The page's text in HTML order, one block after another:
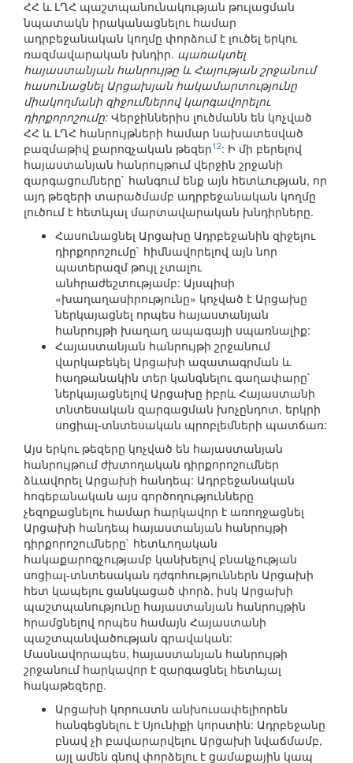
ՀՀ և ԼՂՀ պաշտպանունակության թուլացման
նպատակն իրականացնելու համար
ադրբեջանական կողմը փորձում է լուծել երկու
ռազմավարական խնդիր. պառակտել
հայաստանյան հանրույթը և Հայության շրջանում
հասունացնել Արցախյան հակամարտությունը
միակողմանի զիջումներով կարգավորելու
դիրքորոշումը: Վերջիններիս լուծմանն են կոչված
ՀՀ և ԼՂՀ հանրույթների համար նախատեսված
բազմաթիվ քարոզչական թեզեր12: Ի մի բերելով
հայաստանյան հանրույթում վերջին շրջանի
զարգացումները` հանգում ենք այն հետևության, որ
այդ թեզերի տարածմամբ ադրբեջանական կողմը
լուծում է հետևյալ մարտավարական խնդիրները.
Հասունացնել Արցախը Ադրբեջանին զիջելու
դիրքորոշումը` հիմնավորելով այն նոր
պատերազմ թույլ չտալու
անհրաժեշտությամբ: Այսպիսի
«խաղաղասիրությունը» կոչված է Արցախը
ներկայացնել որպես հայաստանյան
հանրույթի խաղաղ ապագայի սպառնալիք:
Հայաստանյան հանրույթի շրջանում
վարկաբեկել Արցախի ազատագրման և
հաղթանակին տեր կանգնելու գաղափարը`
ներկայացնելով Արցախը իբրև Հայաստանի
տնտեսական զարգացման խոչընդոտ, երկրի
սոցիալ-տնտեսական պրոբլեմների պատճառ:
Այս երկու թեզերը կոչված են հայաստանյան
հանրույթում ժխտողական դիրքորոշումներ
ձևավորել Արցախի հանդեպ: Ադրբեջանական
հոգեբանական այս գործողությունները
չեզոքացնելու համար հարկավոր է առողջացնել
Արցախի հանդեպ հայաստանյան հանրույթի
դիրքորոշումները` հետևողական
հակաքարոզչությամբ կանխելով բնակչության
սոցիալ-տնտեսական դժգոհություններն Արցախի
հետ կապելու ցանկացած փորձ, իսկ Արցախի
պաշտպանությունը հայաստանյան հանրույթին
հրամցնելով որպես համայն Հայաստանի
պաշտպանվածության գրավական:
Մասնավորապես, հայաստանյան հանրույթի
շրջանում հարկավոր է զարգացնել հետևյալ
հակաթեզերը.
Արցախի կորուստն անխուսափելիորեն
հանգեցնելու է Սյունիքի կորստին: Ադրբեջանը
բնավ չի բավարարվելու Արցախի նվաճմամբ,
այլ ամեն գնով փորձելու է ցամաքային կապ